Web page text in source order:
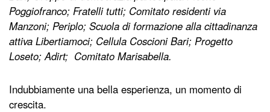
Poggiofranco; Fratelli tutti; Comitato residenti via
Manzoni; Periplo; Scuola di formazione alla cittadinanza
attiva Libertiamoci; Cellula Coscioni Bari; Progetto
Loseto; Adirt; Comitato Marisabella.
Indubbiamente una bella esperienza, un momento di
crescita.